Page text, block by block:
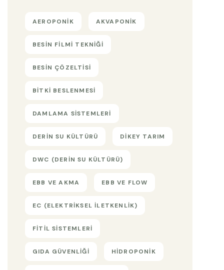
AEROPONIK AKVAPONIK
BESIN FILMI TEKNIĞI
BESIN ÇÖZELTISI
BITKI BESLENMESI
DAMLAMA SISTEMLERI
DERIN SU KÜLTÜRÜ DIKEY TARIM
DWC (DERIN SU KÜLTÜRÜ)
EBB VE AKMA EBB VE FLOW
EC (ELEKTRIKSEL ILETKENLIK)
FITIL SISTEMLERI
GIDA GÜVENLIĞI HIDROPONIK